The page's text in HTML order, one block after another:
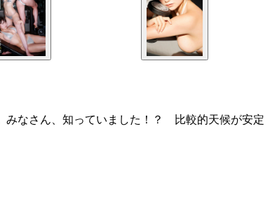
みなさん、知っていました！？ 比較的天候が安定